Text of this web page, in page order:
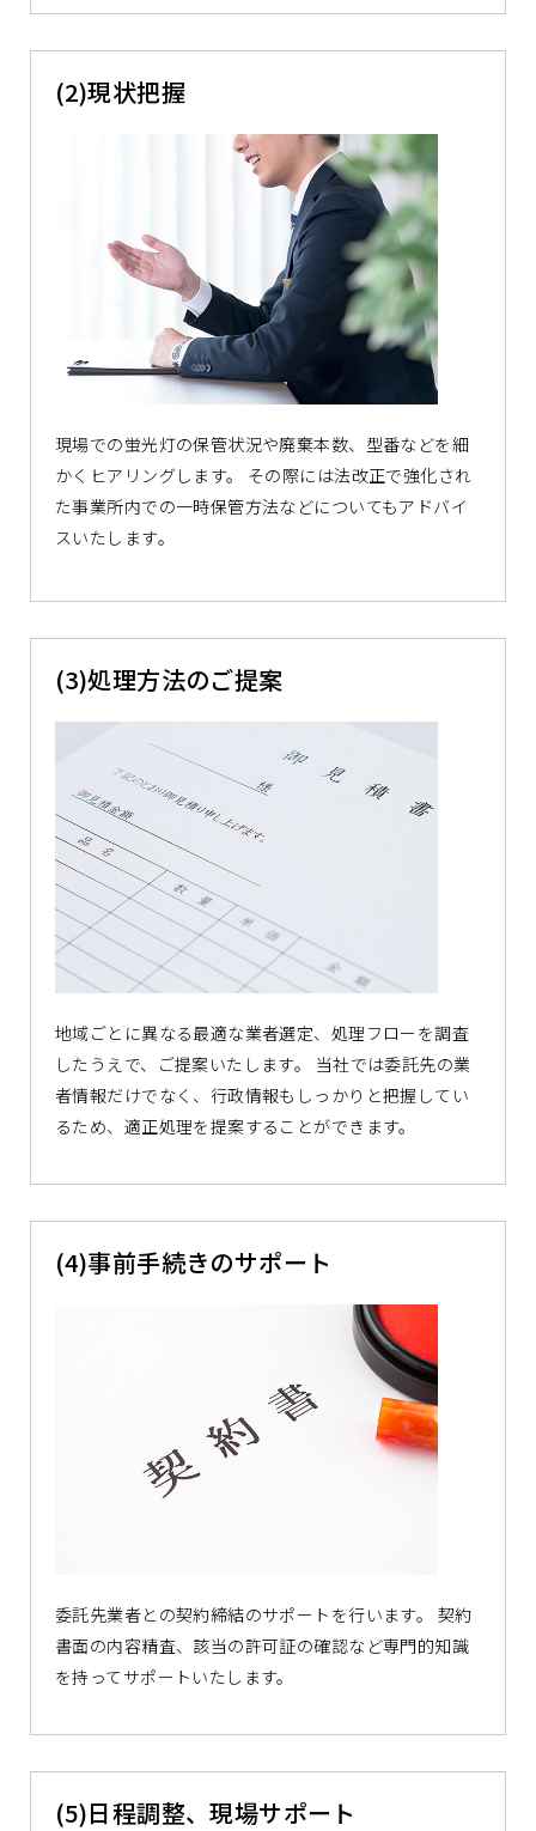
(2)現状把握
現場での蛍光灯の保管状況や廃棄本数、型番などを細
かくヒアリングします。 その際には法改正で強化され
た事業所内での一時保管方法などについてもアドバイ
スいたします。
(3)処理方法のご提案
地域ごとに異なる最適な業者選定、処理フローを調査
したうえで、ご提案いたします。 当社では委託先の業
者情報だけでなく、行政情報もしっかりと把握してい
るため、適正処理を提案することができます。
(4)事前手続きのサポート
委託先業者との契約締結のサポートを行います。 契約
書面の内容精査、該当の許可証の確認など専門的知識
を持ってサポートいたします。
(5)日程調整、現場サポート